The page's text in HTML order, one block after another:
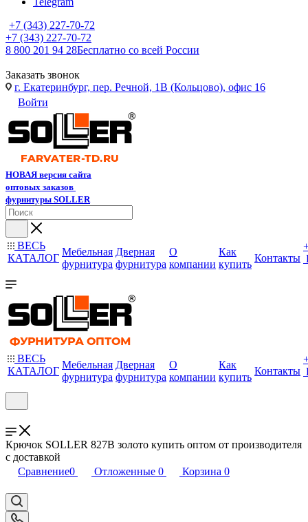
+7 (343) 227-70-72
+7 (343) 227-70-72
8 800 201 94 28Бесплатно со всей России
Заказать звонок
г. Екатеринбург, пер. Речной, 1В (Кольцово), офис 16
Войти
НОВАЯ версия сайта
оптовых заказов
фурнитуры SOLLER
ВЕСЬ
КАТАЛОГ
Мебельная
фурнитура
Дверная
фурнитура
О
компании
Как
купить
Контакты
ВЕСЬ
КАТАЛОГ
Мебельная
фурнитура
Дверная
фурнитура
О
компании
Как
купить
Контакты
Крючок SOLLER 827В золото купить оптом от производителя
с доставкой
Сравнение0 Отложенные 0 Корзина 0